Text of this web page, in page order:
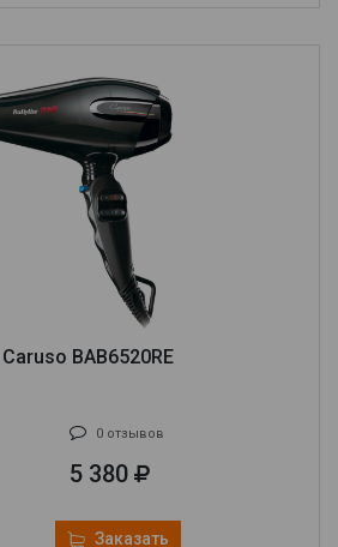
BAB6520RE
0 отзывов
5 380
Заказать